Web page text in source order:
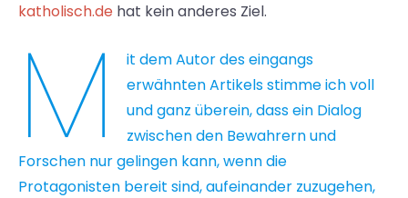
katholisch.de hat kein anderes Ziel.
M
it dem Autor des eingangs
erwähnten Artikels stimme ich voll
und ganz überein, dass ein Dialog
zwischen den Bewahrern und
Forschen nur gelingen kann, wenn die
Protagonisten bereit sind, aufeinander zuzugehen,